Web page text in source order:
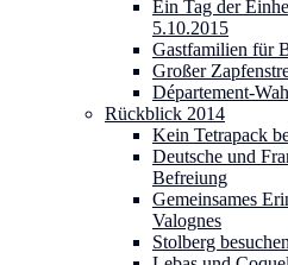
Ein Tag der
5.10.2015
Gastfamilien für
Großer
Département-
Rückblick 2014
Kein Tetrapack
Deutsche und
Befreiung
Gemeinsames
Valognes
Stolberg